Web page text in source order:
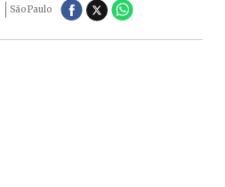
São Paulo